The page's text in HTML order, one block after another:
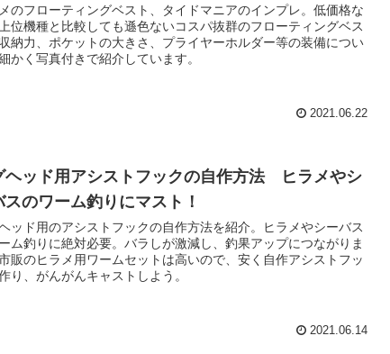
のフローティングベスト、タイドマニアのインプレ。低価格な
位機種と比較しても遜色ないコスパ抜群のフローティングベス
納力、ポケットの大きさ、プライヤーホルダー等の装備につい
かく写真付きで紹介しています。
2021.06.22
ヘッド用アシストフックの自作方法 ヒラメやシ
スのワーム釣りにマスト！
ッド用のアシストフックの自作方法を紹介。ヒラメやシーバス
ム釣りに絶対必要。バラしが激減し、釣果アップにつながりま
販のヒラメ用ワームセットは高いので、安く自作アシストフッ
り、がんがんキャストしよう。
2021.06.14